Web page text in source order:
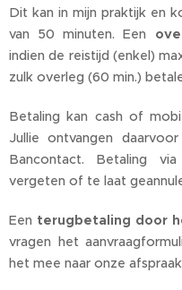
Dit kan in mijn praktijk en
van 50 minuten. Een
indien de reistijd (enkel)
zulk overleg (60 min.)
Betaling kan cash of
Jullie ontvangen
Bancontact. Betaling
vergeten of te laat
Een terugbetaling door
vragen het
het mee naar onze